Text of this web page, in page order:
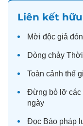
Liên kết
Mời độc giả
Dòng chảy
Toàn cảnh thế
Đừng bỏ lỡ các
ngày
Đọc Báo pháp